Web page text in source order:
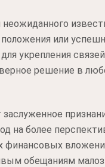
положения или
укрепления
решение в
на более
финансовых
обещаниям